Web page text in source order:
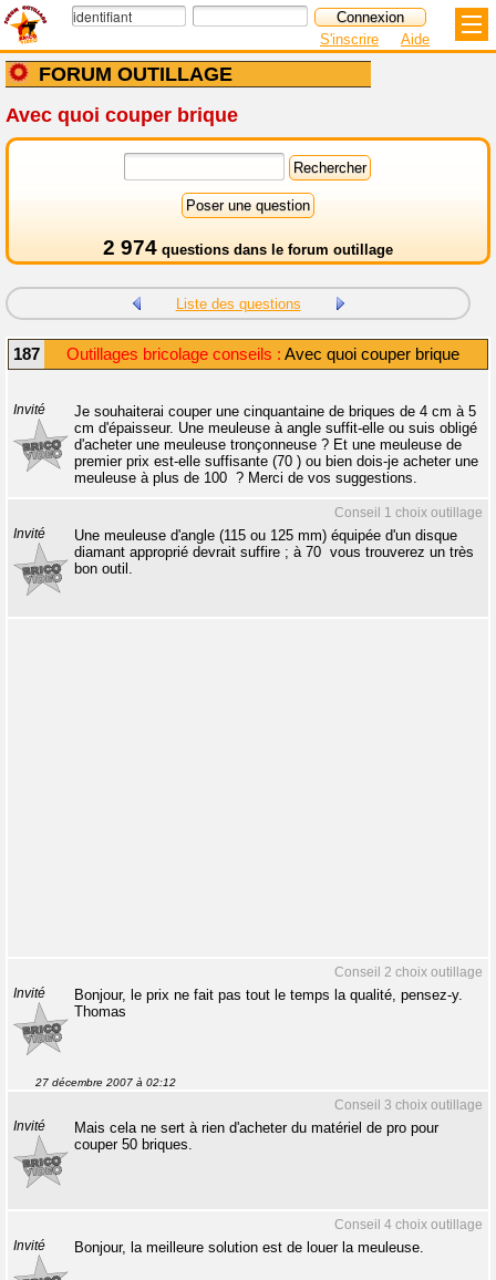
FORUM OUTILLAGE
S'inscrire Aide
Avec quoi couper brique
2 974 questions dans le forum outillage
Liste des questions
187 Outillages bricolage conseils : Avec quoi couper brique
Invité
Je souhaiterai couper une cinquantaine de briques de 4 cm à 5
cm d'épaisseur. Une meuleuse à angle suffit-elle ou suis obligé
d'acheter une meuleuse tronçonneuse ? Et une meuleuse de
premier prix est-elle suffisante (70 ) ou bien dois-je acheter une
meuleuse à plus de 100  ? Merci de vos suggestions.
Conseil 1 choix outillage
Invité
Une meuleuse d'angle (115 ou 125 mm) équipée d'un disque
diamant approprié devrait suffire ; à 70  vous trouverez un très
bon outil.
Conseil 2 choix outillage
Invité
Bonjour, le prix ne fait pas tout le temps la qualité, pensez-y.
Thomas
27 décembre 2007 à 02:12
Conseil 3 choix outillage
Invité
Mais cela ne sert à rien d'acheter du matériel de pro pour
couper 50 briques.
Conseil 4 choix outillage
Invité Bonjour, la meilleure solution est de louer la meuleuse.